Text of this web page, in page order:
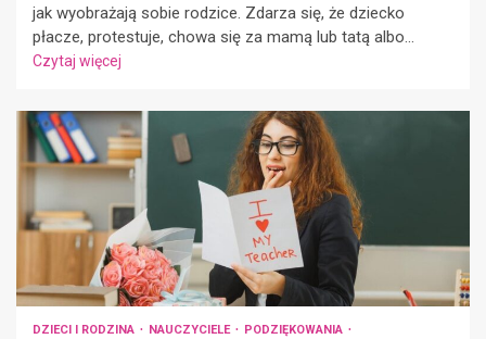
jak wyobrażają sobie rodzice. Zdarza się, że dziecko
płacze, protestuje, chowa się za mamą lub tatą albo...
Czytaj więcej
DZIECI I RODZINA NAUCZYCIELE
PODZIĘKOWANIA